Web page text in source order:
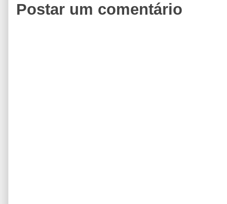
Postar um comentário